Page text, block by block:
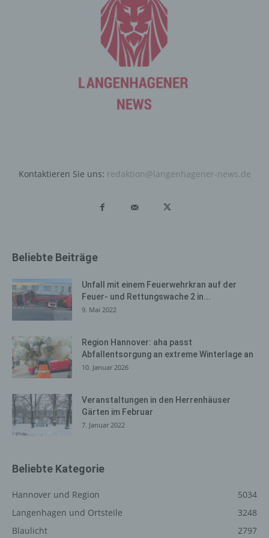
Kontaktieren Sie uns: redaktion@langenhagener-news.de
Beliebte Beiträge
Unfall mit einem Feuerwehrkran auf der
Feuer- und Rettungswache 2 in...
9. Mai 2022
Region Hannover: aha passt
Abfallentsorgung an extreme Winterlage an
10. Januar 2026
Veranstaltungen in den Herrenhäuser
Gärten im Februar
7. Januar 2022
Beliebte Kategorie
Hannover und Region
5034
Langenhagen und Ortsteile
3248
Blaulicht
2797
Auttomatic zurückgegriffen. Gravatar gleicht Ihre Email-
Adresse ab und bildet – sofern Sie dort registriert sind –
Ihr Avatar-Bild neben dem Kommentar ab. Sollten Sie
nicht registriert sein, wird kein Bild angezeigt. Zu
beachten ist, dass alle registrierten WordPress-User
automatisch auch bei Gravatar registriert sind. Details zu
folgenden Leistungen: Infrastruktur- und
Sicherheitsleistungen sowie technische
Hierbei verarbeiten wir, bzw. unser Hostinganbieter
Vertragsdaten, Nutzungsdaten, Meta- und
Kommunikationsdaten von Kunden, Interessenten und
Besuchern dieses Onlineangebotes auf Grundlage
unserer berechtigten Interessen an einer effizienten und
sicheren Zurverfügungstellung dieses Onlineangebotes
gem. Art. 6 Abs. 1 lit. f DSGVO i.V.m. Art. 28 DSGVO
(Abschluss Auftragsverarbeitungsvertrag).
Routinemäßige Löschung und
Sperrung von personenbezogenen
Daten
Person nur für den Zeitraum, der zur Erreichung des
durch den Europäischen Richtlinien- und
Gesetzen oder Vorschriften, welchen der für die
Verarbeitung Verantwortliche unterliegt, vorgesehen